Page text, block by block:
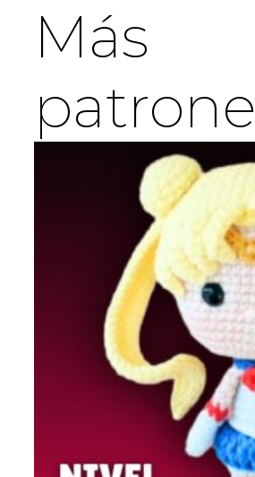
Más